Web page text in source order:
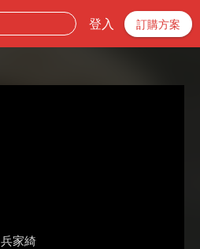
登入 訂購方案
兵家綺